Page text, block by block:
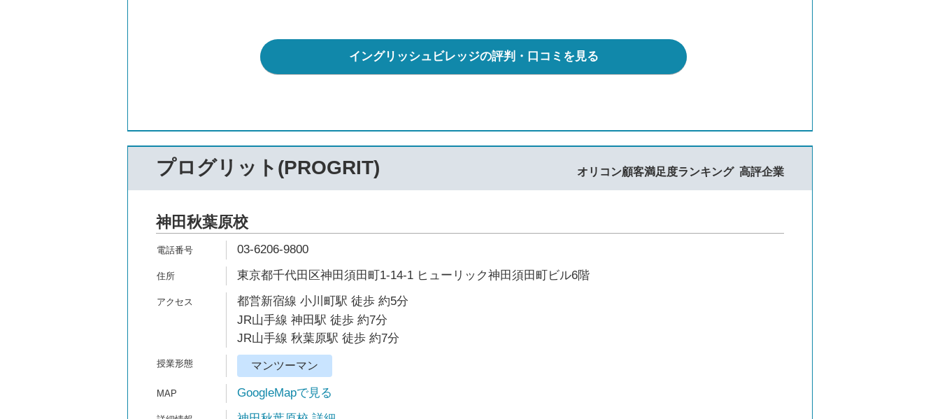
イングリッシュビレッジの評判・口コミを見る
プログリット(PROGRIT) オリコン顧客満足度ランキング 高評企業
神田秋葉原校
03-6206-9800
東京都千代田区神田須田町1-14-1 ヒューリック神田須田町ビル6階
都営新宿線 小川町駅 徒歩 約5分
JR山手線 神田駅 徒歩 約7分
JR山手線 秋葉原駅 徒歩 約7分
マンツーマン
GoogleMapで見る